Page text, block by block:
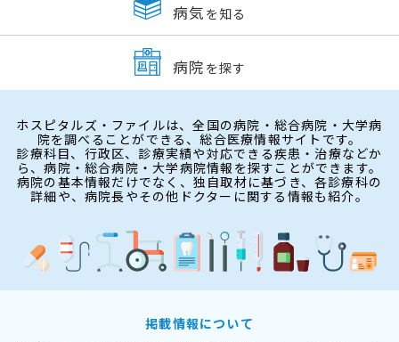
病気 を知る
病院 を探す
ホスピタルズ・ファイルは、全国の病院・総合病院・大学病
院を調べることができる、総合医療情報サイトです。
診療科目、行政区、診療実績や対応できる疾患・治療などか
ら、病院・総合病院・大学病院情報を探すことができます。
病院の基本情報だけでなく、独自取材に基づき、各診療科の
詳細や、病院長やその他ドクターに関する情報も紹介。
掲載情報について